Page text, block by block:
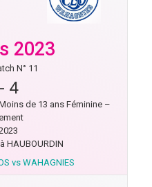
2023
N° 11
- 4
de 13 ans Féminine –
HAUBOURDIN
vs WAHAGNIES